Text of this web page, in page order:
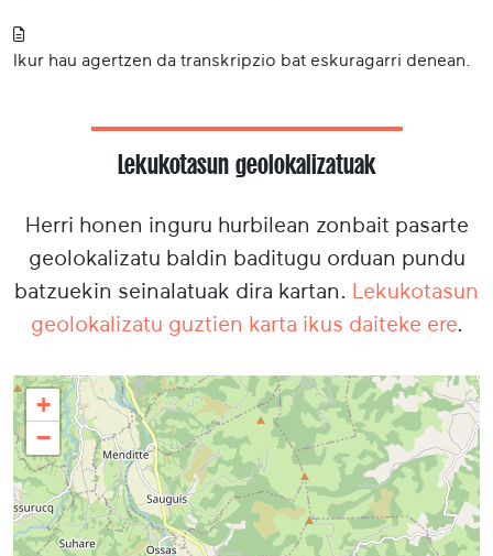
Ikur hau agertzen da transkripzio bat eskuragarri denean.
Lekukotasun geolokalizatuak
Herri honen inguru hurbilean zonbait pasarte
geolokalizatu baldin baditugu orduan pundu
batzuekin seinalatuak dira kartan. Lekukotasun
geolokalizatu guztien karta ikus daiteke ere.
+
−